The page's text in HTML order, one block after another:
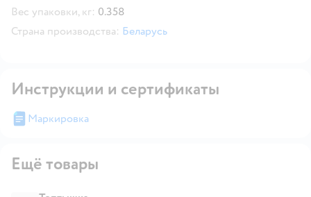
Вес упаковки, кг: 0.358
Страна производства: Беларусь
Инструкции и сертификаты
Маркировка
Ещё товары